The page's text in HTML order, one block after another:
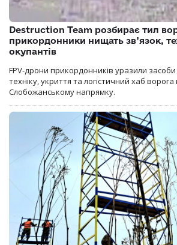
Destruction Team розбирає тил
прикордонники нищать зв’язок,
окупантів
FPV-дрони прикордонників уразили засоби
техніку, укриття та логістичний хаб ворога
Слобожанському напрямку.